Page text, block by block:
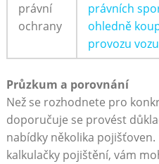
právní
ochrany
právních
ohledně
provozu vozu
Průzkum a porovnání
Než se rozhodnete pro
doporučuje se provést
nabídky několika
kalkulačky pojištění, vám